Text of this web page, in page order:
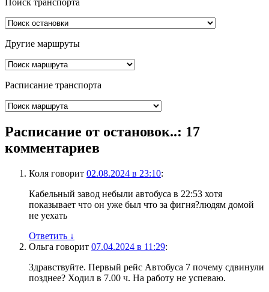
Другие маршруты
Расписание транспорта
Расписание от остановок..: 17
комментариев
Коля говорит 02.08.2024 в 23:10:
Кабельный завод небыли автобуса в 22:53 хотя
показывает что он уже был что за фигня?людям домой
не уехать
Ответить ↓
Ольга говорит 07.04.2024 в 11:29:
Здравствуйте. Первый рейс Автобуса 7 почему сдвинули
позднее? Ходил в 7.00 ч. На работу не успеваю.